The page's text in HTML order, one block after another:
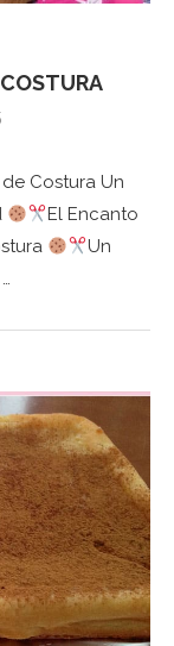
Costura Un
El Encanto
Un